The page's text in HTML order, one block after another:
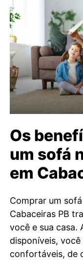
Os
um sofá
em
Comprar um
Cabaceiras PB
você e sua casa.
disponíveis,
confortáveis, de